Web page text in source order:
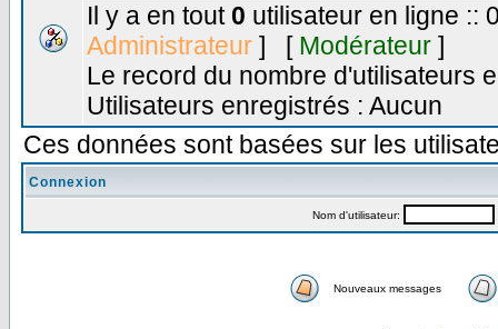
Il y a en tout 0 utilisateur en ligne ::
Administrateur ] [ Modérateur ]
Le record du nombre d'utilisateurs
Utilisateurs enregistrés : Aucun
Ces données sont basées sur les
Connexion
Nom d'utilisateur:
Nouveaux messages